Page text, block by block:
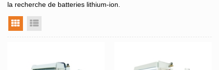
la recherche de batteries lithium-ion.
vue grille